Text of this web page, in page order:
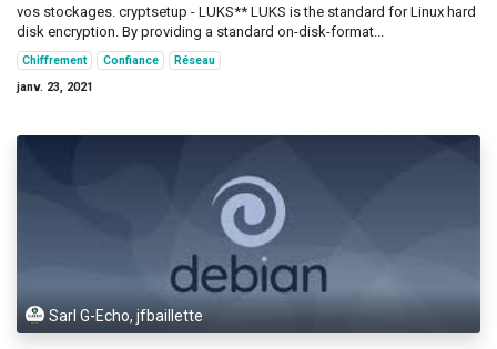
vos stockages. cryptsetup - LUKS** LUKS is the standard for Linux hard
disk encryption. By providing a standard on-disk-format...
Chiffrement Confiance
Réseau
janv. 23, 2021
Sarl G-Echo, jfbaillette